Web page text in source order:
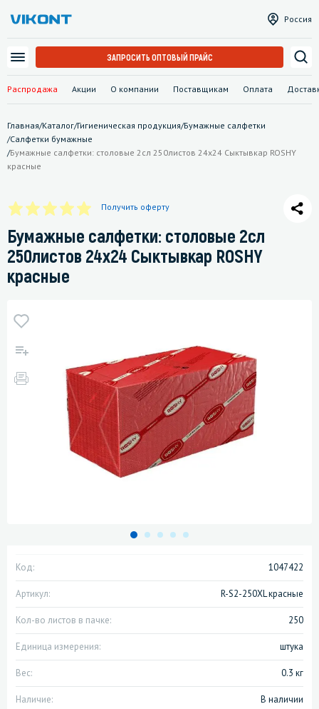
Распродажа Акции О компании Поставщикам Оплата
Россия
ЗАПРОСИТЬ ОПТОВЫЙ ПРАЙС
Главная/Каталог/Гигиеническая продукция/Бумажные салфетки
/Салфетки бумажные
/Бумажные салфетки: столовые 2сл 250листов 24х24 Сыктывкар ROSHY
красные
Получить оферту
Бумажные салфетки: столовые 2сл
250листов 24х24 Сыктывкар ROSHY
красные
Код: 1047422
Артикул: R-S2-250XL красные
Кол-во листов в пачке: 250
Единица измерения: штука
Вес: 0.3 кг
Наличие:
В наличии